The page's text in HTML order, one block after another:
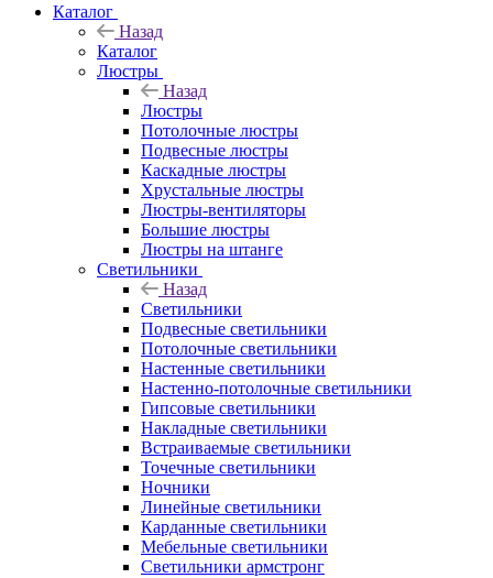
Каталог
Назад
Каталог
Люстры
Назад
Люстры
Потолочные люстры
Подвесные люстры
Каскадные люстры
Хрустальные люстры
Люстры-вентиляторы
Большие люстры
Люстры на штанге
Светильники
Назад
Светильники
Подвесные светильники
Потолочные светильники
Настенные светильники
Настенно-потолочные светильники
Гипсовые светильники
Накладные светильники
Встраиваемые светильники
Точечные светильники
Ночники
Линейные светильники
Карданные светильники
Мебельные светильники
Светильники армстронг